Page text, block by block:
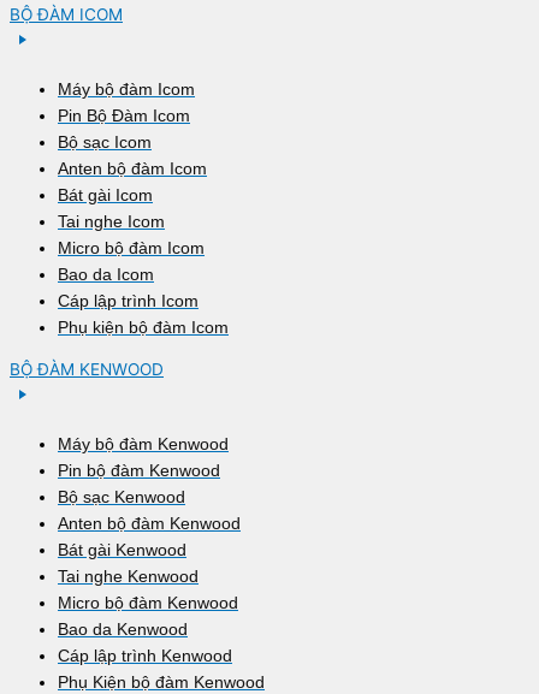
BỘ ĐÀM ICOM
Máy bộ đàm Icom
Pin Bộ Đàm Icom
Bộ sạc Icom
Anten bộ đàm Icom
Bát gài Icom
Tai nghe Icom
Micro bộ đàm Icom
Bao da Icom
Cáp lập trình Icom
Phụ kiện bộ đàm Icom
BỘ ĐÀM KENWOOD
Máy bộ đàm Kenwood
Pin bộ đàm Kenwood
Bộ sạc Kenwood
Anten bộ đàm Kenwood
Bát gài Kenwood
Tai nghe Kenwood
Micro bộ đàm Kenwood
Bao da Kenwood
Cáp lập trình Kenwood
Phụ Kiện bộ đàm Kenwood